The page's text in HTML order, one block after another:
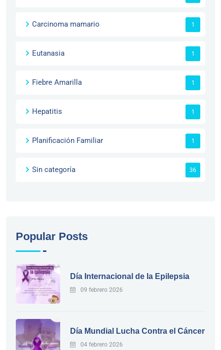
Carcinoma mamario 1
Eutanasia 1
Fiebre Amarilla 1
Hepatitis 1
Planificación Familiar 1
Sin categoría 36
Popular Posts
Día Internacional de la Epilepsia
09 febrero 2026
Día Mundial Lucha Contra el Cáncer
04 febrero 2026